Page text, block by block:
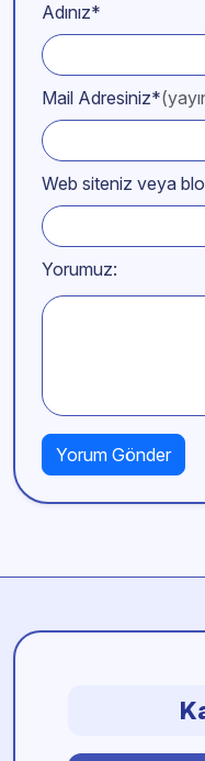
Adınız*
Mail Adresiniz*
Web siteniz veya
Yorumuz: